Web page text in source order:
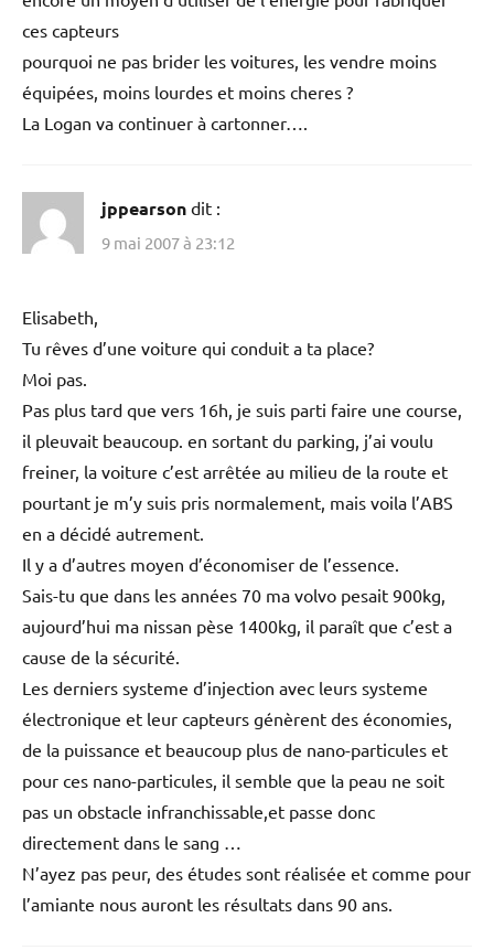
ces capteurs
pourquoi ne pas brider les voitures, les vendre moins
équipées, moins lourdes et moins cheres ?
La Logan va continuer à cartonner….
jppearson dit :
9 mai 2007 à 23:12
Elisabeth,
Tu rêves d’une voiture qui conduit a ta place?
Moi pas.
Pas plus tard que vers 16h, je suis parti faire une course,
il pleuvait beaucoup. en sortant du parking, j’ai voulu
freiner, la voiture c’est arrêtée au milieu de la route et
pourtant je m’y suis pris normalement, mais voila l’ABS
en a décidé autrement.
Il y a d’autres moyen d’économiser de l’essence.
Sais-tu que dans les années 70 ma volvo pesait 900kg,
aujourd’hui ma nissan pèse 1400kg, il paraît que c’est a
cause de la sécurité.
Les derniers systeme d’injection avec leurs systeme
électronique et leur capteurs génèrent des économies,
de la puissance et beaucoup plus de nano-particules et
pour ces nano-particules, il semble que la peau ne soit
pas un obstacle infranchissable,et passe donc
directement dans le sang …
N’ayez pas peur, des études sont réalisée et comme pour
l’amiante nous auront les résultats dans 90 ans.